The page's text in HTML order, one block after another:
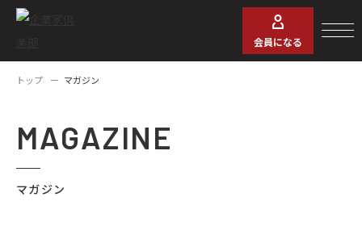
会員になる
トップ マガジン
MAGAZINE
マガジン